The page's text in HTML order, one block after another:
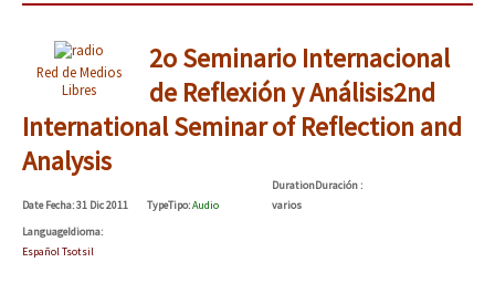
Red de Medios
Libres
2o Seminario Internacional
de Reflexión y Análisis2nd
International Seminar of Reflection and
Analysis
DateFecha: 31 Dic 2011 TypeTipo:Audio
DurationDuración:
varios
LanguageIdioma:
Español Tsotsil